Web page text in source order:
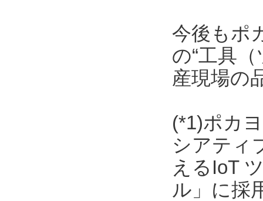
今後もポ
の“工具
産現場の
(*1)ポカ
シアティ
えるIoT
ル」に採